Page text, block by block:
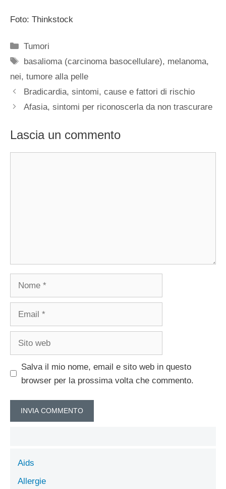
Foto: Thinkstock
Categorie
Tumori
Tag
basalioma (carcinoma basocellulare), melanoma,
nei, tumore alla pelle
Bradicardia, sintomi, cause e fattori di rischio
Afasia, sintomi per riconoscerla da non trascurare
Lascia un commento
Salva il mio nome, email e sito web in questo
browser per la prossima volta che commento.
Aids
Allergie